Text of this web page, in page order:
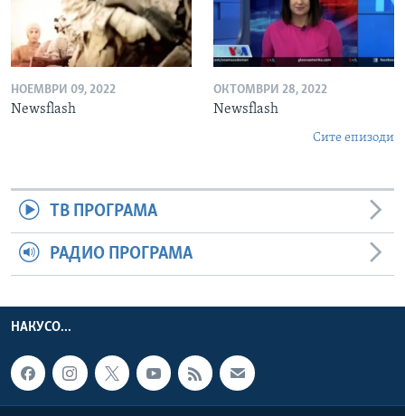
НОЕМВРИ 09, 2022
Newsflash
ОКТОМВРИ 28, 2022
Newsflash
Сите епизоди
ТВ ПРОГРАМА
РАДИО ПРОГРАМА
НАКУСО...